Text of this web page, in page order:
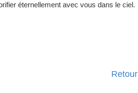
éternellement avec vous dans le ciel.
Retour